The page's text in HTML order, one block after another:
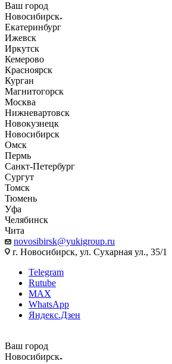
Ваш город
Новосибирск
Екатеринбург
Ижевск
Иркутск
Кемерово
Красноярск
Курган
Магнитогорск
Москва
Нижневартовск
Новокузнецк
Новосибирск
Омск
Пермь
Санкт-Петербург
Сургут
Томск
Тюмень
Уфа
Челябинск
Чита
novosibirsk@yukigroup.ru
г. Новосибирск, ул. Сухарная ул., 35/1
Telegram
Rutube
MAX
WhatsApp
Яндекс.Дзен
Ваш город
Новосибирск